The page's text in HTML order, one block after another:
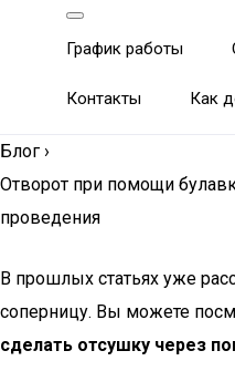
График работы
Контакты Как
Блог ›
Отворот при помощи
проведения
В прошлых статьях уже
соперницу. Вы можете
сделать отсушку через